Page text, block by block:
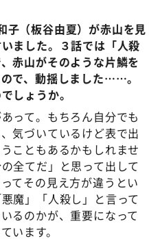
（板谷由夏）が赤山を見
ました。３話では「人殺
赤山がそのような片鱗を
で、動揺しました……。
しょうか。
って。もちろん自分でも
気づいているけど表で出
こともあるかもしれませ
全てだ」と思って出して
てその見え方が違うとい
魔」「人殺し」と言って
るのかが、重要になって
います。